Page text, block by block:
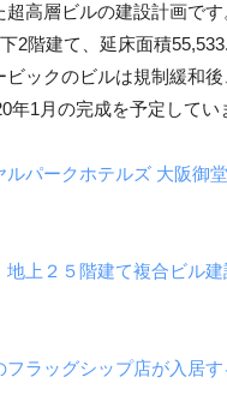
高層ビルの建設計画で
2階建て、延床面積
ックのビルは規制緩和
年1月の完成を予定してい
ルパークホテルズ 大阪御
上２５階建て複合ビル建
フラッグシップ店が入居